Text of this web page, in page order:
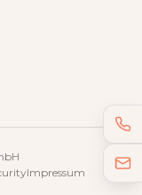
Impressum